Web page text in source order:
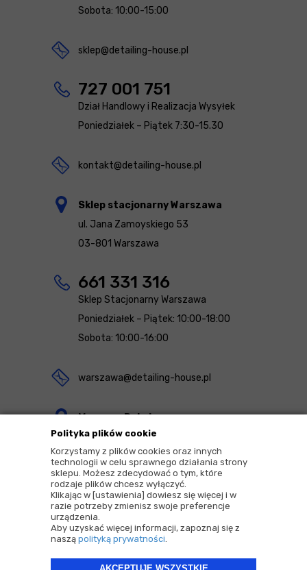
Polityka plików cookie
Korzystamy z plików cookies oraz innych
technologii w celu sprawnego działania strony
sklepu. Możesz zdecydować o tym, które
rodzaje plików chcesz wyłączyć.
Klikając w [ustawienia] dowiesz się więcej i w
razie potrzeby zmienisz swoje preferencje
urządzenia.
Aby uzyskać więcej informacji, zapoznaj się z
naszą polityką prywatności.
Sobota: 10:00-15:00
sklep@detailing-house.pl
727 001 751
Dział Handlowy i Realizacja Wysyłek
Poniedziałek – Piątek 7:30-15.30
kontakt@detailing-house.pl
Sklep stacjonarny Warszawa
ul. Jana Zamoyskiego 53
03-801 Warszawa
661 331 316
Sklep Stacjonarny Warszawa
Poniedziałek – Piątek: 10:00-18:00
Sobota: 10:00-16:00
warszawa@detailing-house.pl
Magazyn Rekcin
Nomos Sp. z o.o. sp.k.
ul. Agrestowa 1
83-010 Rekcin
2026 © Copyrights by |Detailing House